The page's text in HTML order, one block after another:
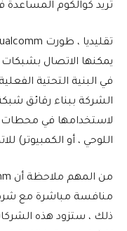
تريد كوالكوم المساعدة
اللوحي ، أو الكمبيوتر)